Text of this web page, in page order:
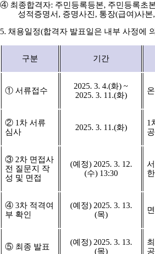
④ 최종합격자: 주민등록등본, 주민등록초
성적증명서 , 증명사진, 통장(급여)사본,
5. 채용일정(합격자 발표일은 내부 사정에
구분 기간
① 서류접수
2025. 3. 4.(화) ~
2025. 3. 11.(화)
② 1 차 서류
심사
2025. 3. 11.(화)
1
③ 2차 면접사
전 질문지 작
성 및 면접
(예정) 2025. 3. 12.
(수) 13:30
④ 3차 적격여
부 확인
(예정) 2025. 3. 13.
(목)
⑤ 최종 발표
(예정) 2025. 3. 13.
(목)